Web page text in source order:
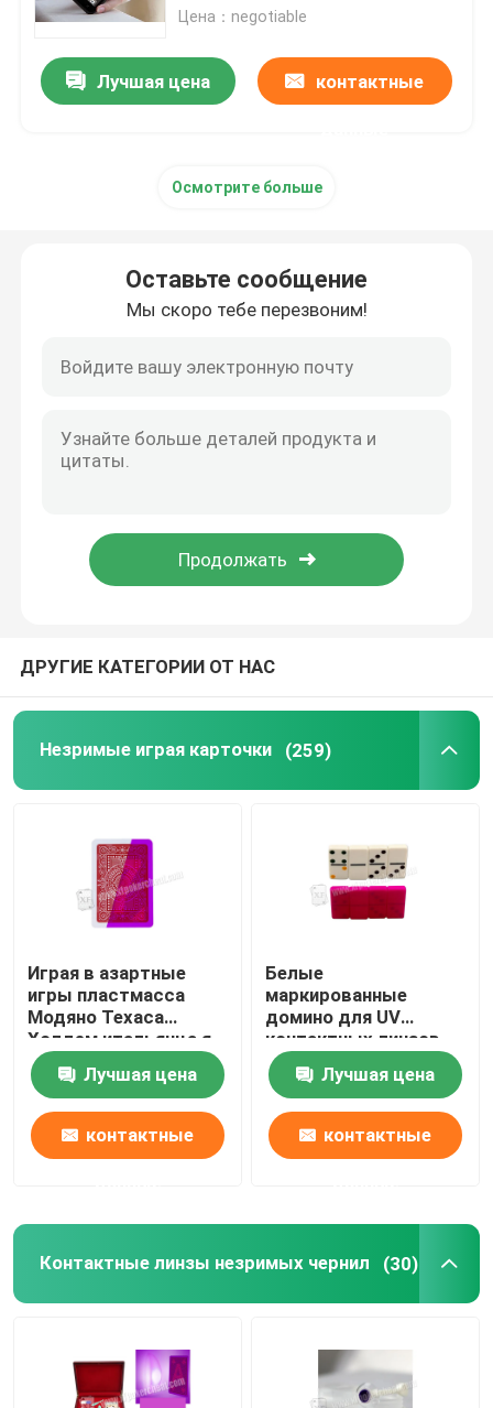
Контактные линзы незримых чернил
Анализатор покера
Блок развертки покера
Маркированные карточки покера
Програмное обеспечение анализа покера
Играя в азартные игры вспомогательное
Цена：negotiable
Лучшая цена контактные
Осмотрите больше
Оставьте сообщение
Мы скоро тебе перезвоним!
ДРУГИЕ КАТЕГОРИИ ОТ НАС
Незримые играя карточки (259)
Играя в азартные
игры пластмасса
Модяно Техаса
Холдем итальянца я
отметил покер карт
Лучшая цена
контактные
Белые
маркированные
домино для UV
контактных линзов,
игр домино, играя в
азартные игры
Лучшая цена
контактные
Контактные линзы незримых чернил (30)